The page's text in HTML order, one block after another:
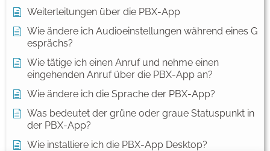
Weiterleitungen über die PBX-App
Wie ändere ich Audioeinstellungen während eines G
esprächs?
Wie tätige ich einen Anruf und nehme einen
eingehenden Anruf über die PBX-App an?
Wie ändere ich die Sprache der PBX-App?
Was bedeutet der grüne oder graue Statuspunkt in
der PBX-App?
Wie installiere ich die PBX-App Desktop?